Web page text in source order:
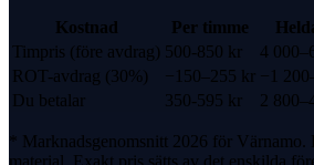
Kostnad Per timme
Timpris (före avdrag) 500-850 kr 4 000–
ROT-avdrag ( 30% ) − 150–255 kr − 1 200
Du betalar
350-595 kr 2 800–
* Marknadsgenomsnitt 2026 för Värnamo.